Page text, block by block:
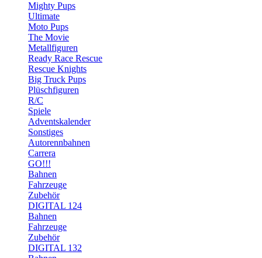
Mighty Pups
Ultimate
Moto Pups
The Movie
Metallfiguren
Ready Race Rescue
Rescue Knights
Big Truck Pups
Plüschfiguren
R/C
Spiele
Adventskalender
Sonstiges
Autorennbahnen
Carrera
GO!!!
Bahnen
Fahrzeuge
Zubehör
DIGITAL 124
Bahnen
Fahrzeuge
Zubehör
DIGITAL 132